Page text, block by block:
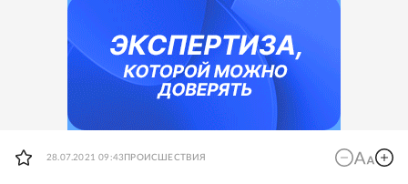
28.07.2021 09:43 ПРОИСШЕСТВИЯ